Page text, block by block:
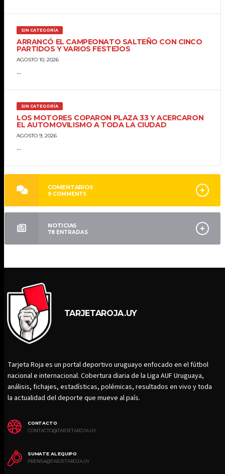
SIN CATEGORÍA
ARRANCÓ EL CAMPEONATO SALTEÑO CON CINCO
PARTIDOS Y VARIOS FESTEJOS
AGOSTO 10, 2026
...
SIN CATEGORÍA
LOS MOTORES COPARON PLAZA 33 Y ACERCARON
EL AUTOMOVILISMO A TODA LA CIUDAD
AGOSTO 9, 2026
...
COMENTARIOS
9 COMMENTS
NOTICIAS
78 ENTRADAS
TARJETAROJA.UY
Tarjeta Roja es un portal deportivo uruguayo enfocado en el fútbol
nacional e internacional. Cobertura diaria de la Liga AUF Uruguaya,
análisis, fichajes, estadísticas, polémicas, resultados en vivo y toda
la actualidad del deporte que mueve al país.
CONTACTO
CONTACTO@TARJETAROJA.UY
SUMATE AL EQUIPO
PRENSA@TARJETAROJA.UY